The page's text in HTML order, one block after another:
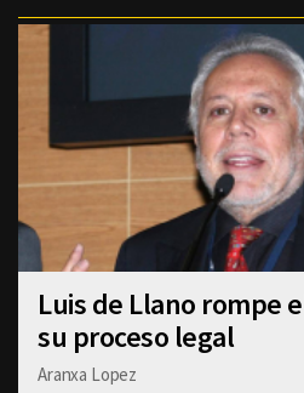
Luis de Llano rompe
su proceso legal
Aranxa Lopez